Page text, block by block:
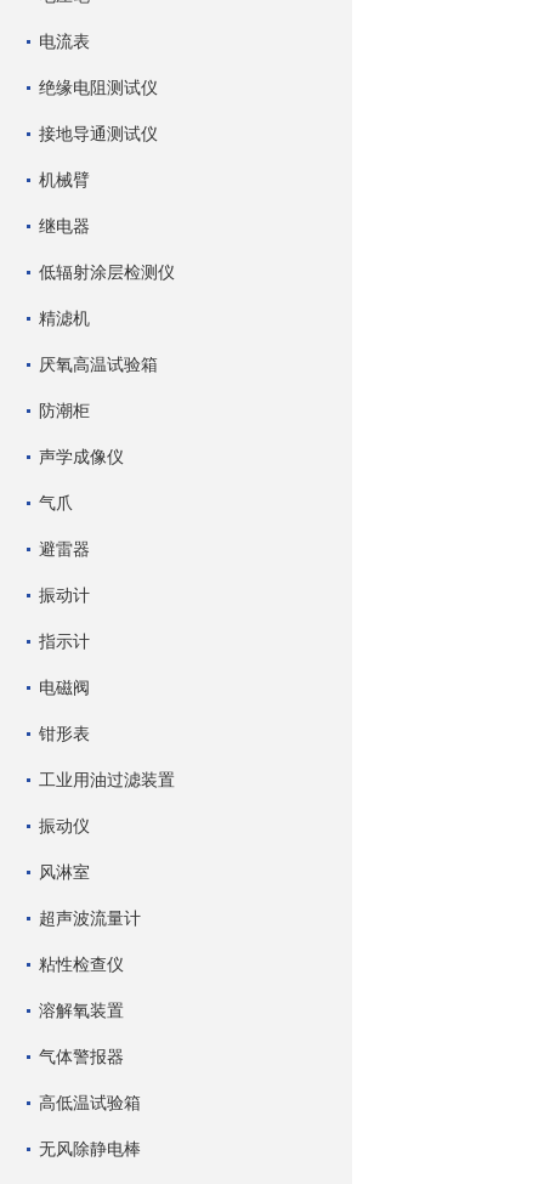
电流表
绝缘电阻测试仪
接地导通测试仪
机械臂
继电器
低辐射涂层检测仪
精滤机
厌氧高温试验箱
防潮柜
声学成像仪
气爪
避雷器
振动计
指示计
电磁阀
钳形表
工业用油过滤装置
振动仪
风淋室
超声波流量计
粘性检查仪
溶解氧装置
气体警报器
高低温试验箱
无风除静电棒